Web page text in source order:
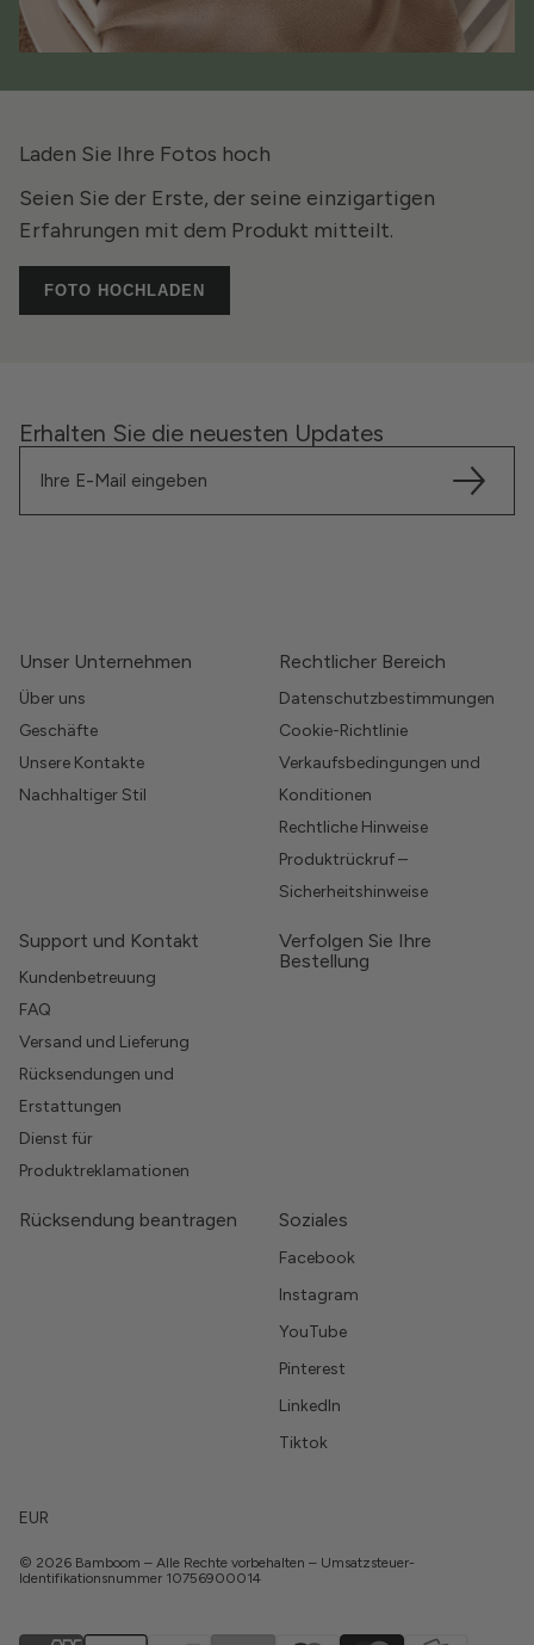
Laden Sie Ihre Fotos hoch
Seien Sie der Erste, der seine einzigartigen
Erfahrungen mit dem Produkt mitteilt.
FOTO HOCHLADEN
Erhalten Sie die neuesten Updates
Unser Unternehmen
Über uns
Geschäfte
Unsere Kontakte
Nachhaltiger Stil
Rechtlicher Bereich
Datenschutzbestimmungen
Cookie-Richtlinie
Verkaufsbedingungen und
Konditionen
Rechtliche Hinweise
Produktrückruf –
Sicherheitshinweise
Support und Kontakt
Kundenbetreuung
FAQ
Versand und Lieferung
Rücksendungen und
Erstattungen
Dienst für
Produktreklamationen
Verfolgen Sie Ihre
Bestellung
Rücksendung beantragen Soziales
Facebook
Instagram
YouTube
Pinterest
LinkedIn
Tiktok
EUR
© 2026 Bamboom – Alle Rechte vorbehalten – Umsatzsteuer-
Identifikationsnummer 10756900014